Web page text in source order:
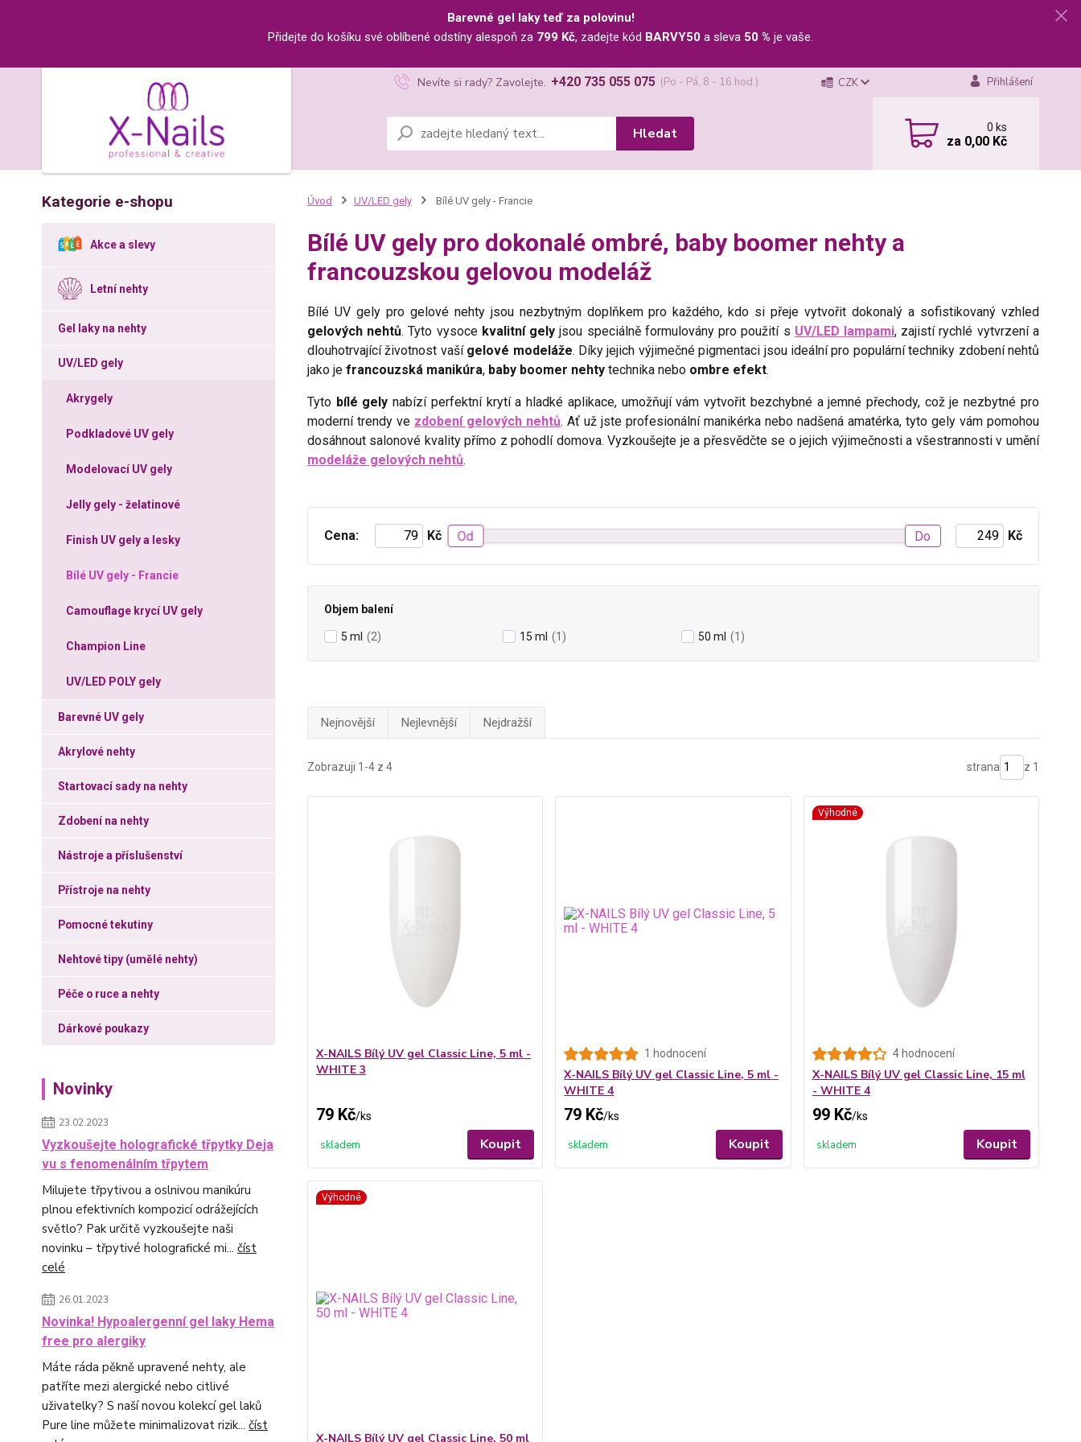
Barevné gel laky teď za polovinu!
Přidejte do košíku své oblíbené odstíny alespoň za 799 Kč, zadejte kód BARVY50 a sleva 50 % je vaše.
CZK Přihlášení
Hledat
Nevíte si rady? Zavolejte. +420 735 055 075 (Po - Pá, 8 - 16 hod.)
0ks
za 0,00 Kč
Kategorie e-shopu
Akce a slevy
Letní nehty
Gel laky na nehty
UV/LED gely
Akrygely
Podkladové UV gely
Modelovací UV gely
Jelly gely - želatinové
Finish UV gely a lesky
Bílé UV gely - Francie
Camouflage krycí UV gely
Champion Line
UV/LED POLY gely
Barevné UV gely
Akrylové nehty
Startovací sady na nehty
Zdobení na nehty
Nástroje a příslušenství
Přístroje na nehty
Pomocné tekutiny
Nehtové tipy (umělé nehty)
Péče o ruce a nehty
Dárkové poukazy
Novinky
23.02.2023
Vyzkoušejte holografické třpytky Deja
vu s fenomenálním třpytem
Milujete třpytivou a oslnivou manikúru
plnou efektivních kompozicí odrážejících
světlo? Pak určitě vyzkoušejte naši
novinku – třpytivé holografické mi... číst
celé
26.01.2023
Novinka! Hypoalergenní gel laky Hema
free pro alergiky
Máte ráda pěkně upravené nehty, ale
patříte mezi alergické nebo citlivé
uživatelky? S naší novou kolekcí gel laků
Pure line můžete minimalizovat rizik... číst
Úvod UV/LED gely Bílé UV gely - Francie
Bílé UV gely pro dokonalé ombré, baby boomer nehty a
francouzskou gelovou modeláž
Bílé UV gely pro gelové nehty jsou nezbytným doplňkem pro každého, kdo si přeje vytvořit dokonalý a sofistikovaný vzhled
gelových nehtů. Tyto vysocekvalitní gely jsou speciálně formulovány pro použití s UV/LED lampami, zajistí rychlé vytvrzení a
dlouhotrvající životnost vaší gelové modeláže. Díky jejich výjimečné pigmentaci jsou ideální pro populární techniky zdobení nehtů
jako je francouzská manikúra, baby boomer nehtytechnika nebo ombre efekt.
Tyto bílé gely nabízí perfektní krytí a hladké aplikace, umožňují vám vytvořit bezchybné a jemné přechody, což je nezbytné pro
moderní trendy ve zdobení gelových nehtů. Ať už jste profesionální manikérka nebo nadšená amatérka, tyto gely vám pomohou
dosáhnout salonové kvality přímo z pohodlí domova. Vyzkoušejte je a přesvědčte se o jejich výjimečnosti a všestrannosti v umění
modeláže gelových nehtů.
Cena: Kč Od Do Kč
Objem balení
5 ml (2) 15 ml (1) 50 ml (1)
Nejnovější Nejlevnější Nejdražší
Zobrazuji 1-4 z 4 strana z 1
X-NAILS Bílý UV gel Classic Line, 5 ml -
WHITE 3
79 Kč/ks
skladem Koupit
1 hodnocení
X-NAILS Bílý UV gel Classic Line, 5 ml -
WHITE 4
79 Kč/ks
skladem Koupit
Výhodné
4 hodnocení
X-NAILS Bílý UV gel Classic Line, 15 ml
- WHITE 4
99 Kč/ks
skladem Koupit
Výhodné
X-NAILS Bílý UV gel Classic Line, 50 ml